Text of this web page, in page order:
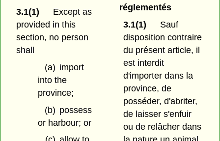
3.1(1)
Except as
provided in this
section, no person
shall
(a) import
into the
province;
(b) possess
or harbour; or
réglementés
3.1(1)
Sauf
disposition contraire
du présent article, il
est interdit
d'importer dans la
province, de
posséder, d'abriter,
de laisser s'enfuir
ou de relâcher dans